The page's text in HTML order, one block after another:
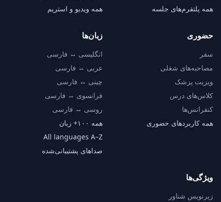
همه پلتفرم‌های جلسه
همه ویدیو و استریم
حضوری
سفر
مصاحبه‌های شغلی
ویزیت پزشک
کلاس‌های درس
کنفرانس‌ها
همه کاربردهای حضوری
زبان‌ها
انگلیسی ↔ فارسی
عربی ↔ فارسی
چینی ↔ فارسی
فرانسوی ↔ فارسی
روسی ↔ فارسی
همه ۱۰۰+ زبان
All languages A–Z
صداهای پشتیبانی‌شده
ویژگی‌ها
زیرنویس شناور